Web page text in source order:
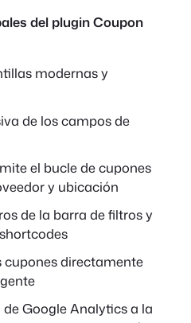
del plugin Coupon
modernas y
de los campos de
el bucle de cupones
y ubicación
de la barra de filtros y
directamente
Google Analytics a la